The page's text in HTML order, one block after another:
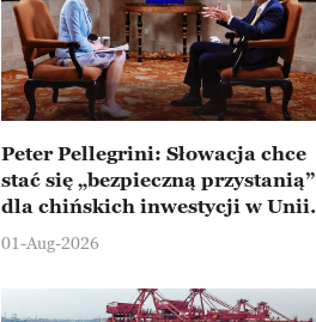
Peter Pellegrini: Słowacja chce
stać się „bezpieczną przystanią”
dla chińskich inwestycji w Unii
Europejskiej
01-Aug-2026